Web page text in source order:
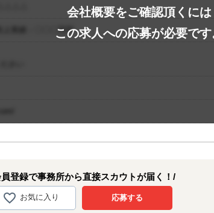
会社概要をご確認頂くには
この求人への応募が必要で
上実績：〇〇〇万円
員登録で事務所から直接スカウトが届く！/
お気に入り 応募する